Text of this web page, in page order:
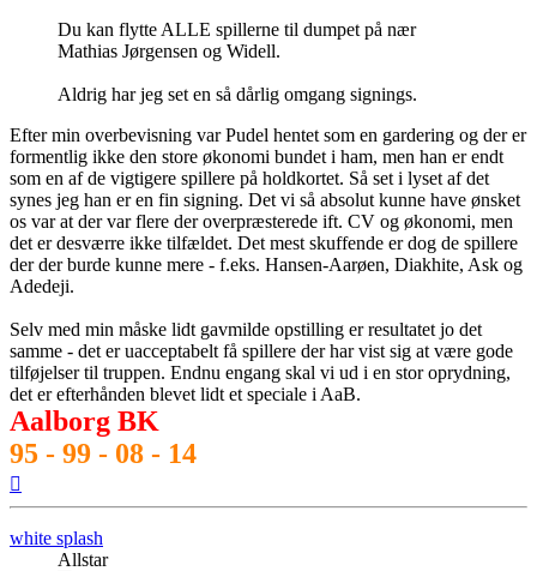
Du kan flytte ALLE spillerne til dumpet på nær
Mathias Jørgensen og Widell.
Aldrig har jeg set en så dårlig omgang signings.
Efter min overbevisning var Pudel hentet som en gardering og der er
formentlig ikke den store økonomi bundet i ham, men han er endt
som en af de vigtigere spillere på holdkortet. Så set i lyset af det
synes jeg han er en fin signing. Det vi så absolut kunne have ønsket
os var at der var flere der overpræsterede ift. CV og økonomi, men
det er desværre ikke tilfældet. Det mest skuffende er dog de spillere
der der burde kunne mere - f.eks. Hansen-Aarøen, Diakhite, Ask og
Adedeji.
Selv med min måske lidt gavmilde opstilling er resultatet jo det
samme - det er uacceptabelt få spillere der har vist sig at være gode
tilføjelser til truppen. Endnu engang skal vi ud i en stor oprydning,
det er efterhånden blevet lidt et speciale i AaB.
Aalborg BK
95 - 99 - 08 - 14
white splash
Allstar